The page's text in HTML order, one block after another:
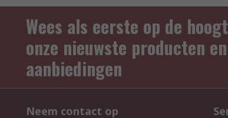
Wees als eerste op de
onze nieuwste producten en
aanbiedingen
Neem contact op